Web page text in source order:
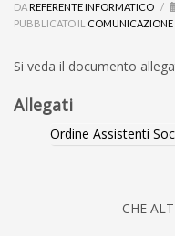
DA REFERENTE INFORMATICO /
PUBBLICATO IL
Si veda il documento
Allegati
Ordine Assistenti
CHE